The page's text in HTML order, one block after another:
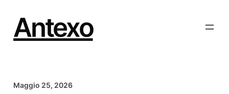
contenuto
Antexo
Maggio 25, 2026